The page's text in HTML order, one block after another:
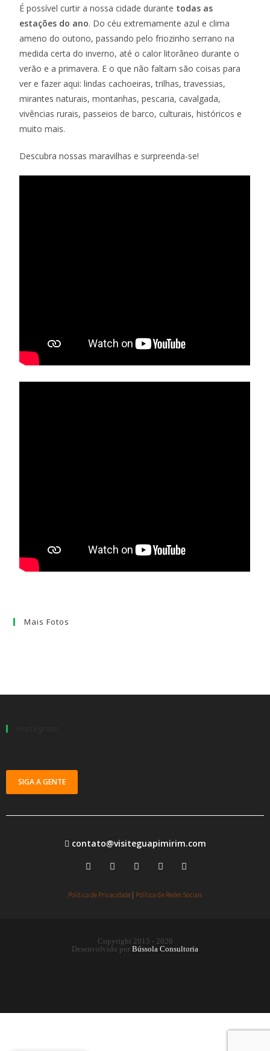
É possível curtir a nossa cidade durante todas as
estações do ano. Do céu extremamente azul e clima
ameno do outono, passando pelo friozinho serrano na
medida certa do inverno, até o calor litorâneo durante o
verão e a primavera. E o que não faltam são coisas para
ver e fazer aqui: lindas cachoeiras, trilhas, travessias,
mirantes naturais, montanhas, pescaria, cavalgada,
vivências rurais, passeios de barco, culturais, históricos e
muito mais.
Descubra nossas maravilhas e surpreenda-se!
Mais Fotos
SIGA A GENTE
contato@visiteguapimirim.com
Política de Privacidade Política de Redes Sociais
Copyright 2015 - 2026
Desenvolvido por Bússola Consultoria